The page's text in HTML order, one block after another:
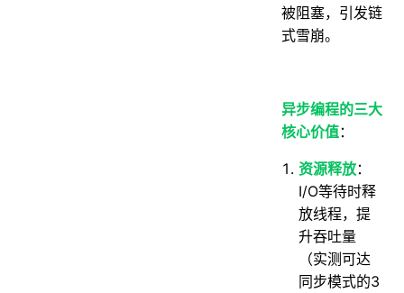
被阻塞，引发链
式雪崩。
异步编程的三大
核心价值：
资源释放：
I/O等待时释
放线程，提
升吞吐量
（实测可达
同步模式的3